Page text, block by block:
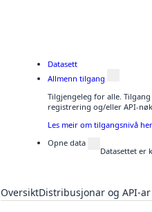
Datasett
Allmenn tilgang
Tilgjengeleg for alle.
registrering og/eller API-
Les meir om tilgangsnivå her
Opne data
Datasettet er
OversiktDistribusjonar og API-ar